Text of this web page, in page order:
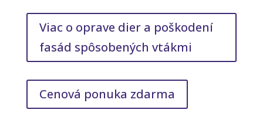
Viac o oprave dier a poškodení
fasád spôsobených vtákmi
Cenová ponuka zdarma